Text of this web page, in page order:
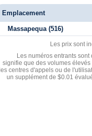
Emplacement
Massapequa (516)
Les prix sont
Les numéros entrants
signifie que des volumes
les centres d'appels ou de
un supplément de $0.01